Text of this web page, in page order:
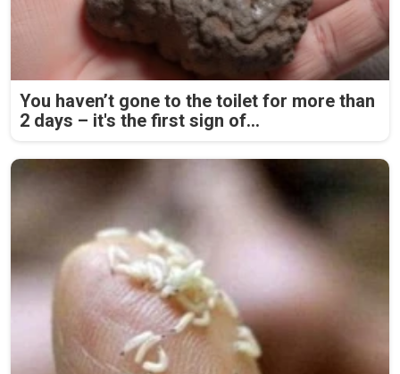
You haven’t gone to the toilet for more than
2 days – it's the first sign of...